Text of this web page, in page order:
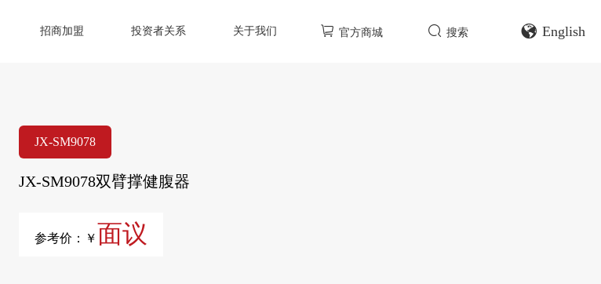
招商加盟 投资者关系 关于我们 官方商城 搜索 English
JX-SM9078
JX-SM9078双臂撑健腹器
参考价：￥面议